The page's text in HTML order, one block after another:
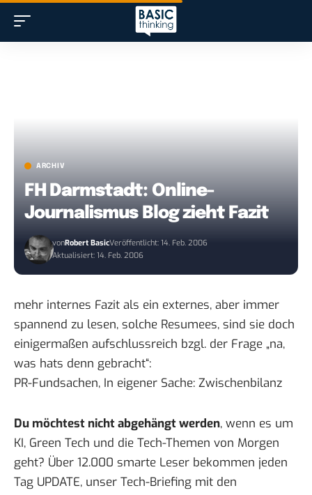
ARCHIV
FH Darmstadt: Online-
Journalismus Blog zieht Fazit
vonRobert BasicVeröffentlicht: 14. Feb. 2006
Aktualisiert: 14. Feb. 2006
mehr internes Fazit als ein externes, aber immer
spannend zu lesen, solche Resumees, sind sie doch
einigermaßen aufschlussreich bzgl. der Frage „na,
was hats denn gebracht“:
PR-Fundsachen, In eigener Sache: Zwischenbilanz
Du möchtest nicht abgehängt werden, wenn es um
KI, Green Tech und die Tech-Themen von Morgen
geht? Über 12.000 smarte Leser bekommen jeden
Tag UPDATE, unser Tech-Briefing mit den